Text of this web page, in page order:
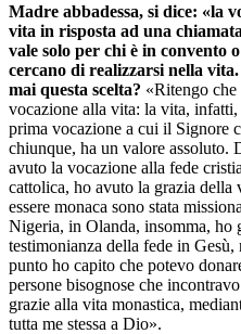
Madre abbadessa, si dice: «la
vita in risposta ad una
vale solo per chi è in convento
cercano di realizzarsi nella
mai questa scelta? «Ritengo
vocazione alla vita: la vita, infatti,
prima vocazione a cui il Signore
chiunque, ha un valore assoluto.
avuto la vocazione alla fede
cattolica, ho avuto la grazia della
essere monaca sono stata
Nigeria, in Olanda, insomma, ho
testimonianza della fede in
punto ho capito che potevo
persone bisognose che
grazie alla vita monastica,
tutta me stessa a Dio».